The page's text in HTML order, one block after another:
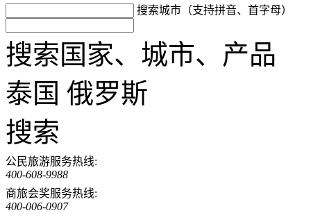
搜索城市（支持拼音、首字母）
搜索国家、城市、产品
泰国 俄罗斯
搜索
公民旅游服务热线:
400-608-9988
商旅会奖服务热线:
400-006-0907